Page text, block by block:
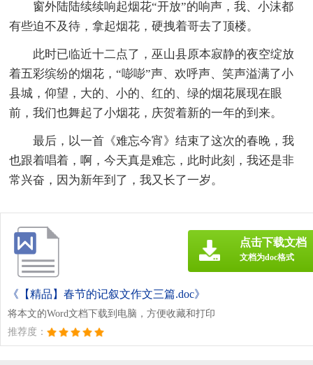
窗外陆陆续续响起烟花“开放”的响声，我、小沫都
有些迫不及待，拿起烟花，硬拽着哥去了顶楼。
此时已临近十二点了，巫山县原本寂静的夜空绽放
着五彩缤纷的烟花，“嘭嘭”声、欢呼声、笑声溢满了小
县城，仰望，大的、小的、红的、绿的烟花展现在眼
前，我们也舞起了小烟花，庆贺着新的一年的到来。
最后，以一首《难忘今宵》结束了这次的春晚，我
也跟着唱着，啊，今天真是难忘，此时此刻，我还是非
常兴奋，因为新年到了，我又长了一岁。
《【精品】春节的记叙文作文三篇.doc》
将本文的Word文档下载到电脑，方便收藏和打印
推荐度：
点击下载文档
文档为doc格式